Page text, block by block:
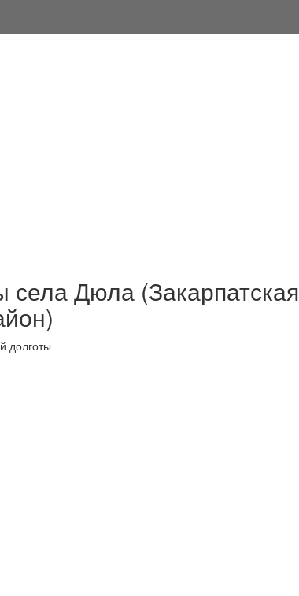
села Дюла (Закарпатская
долготы